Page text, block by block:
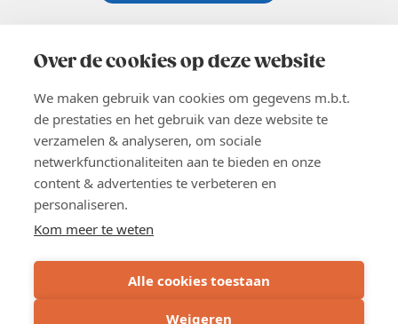
Over de cookies op deze website
We maken gebruik van cookies om gegevens m.b.t.
de prestaties en het gebruik van deze website te
verzamelen & analyseren, om sociale
netwerkfunctionaliteiten aan te bieden en onze
content & advertenties te verbeteren en
personaliseren.
Kom meer te weten
Alle cookies toestaan
Weigeren
02 229 81 11
EN
Word lid
Voka 2026